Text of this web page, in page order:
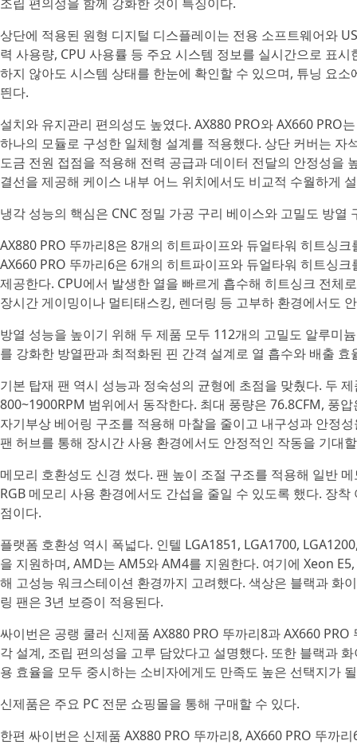
상단에 적용된 원형 디지털 디스플레이는 전용 소프트웨어와
력 사용량, CPU 사용률 등 주요 시스템 정보를 실시간으로 표
하지 않아도 시스템 상태를 한눈에 확인할 수 있으며, 튜닝 요
띈다.
설치와 유지관리 편의성도 높였다. AX880 PRO와 AX660 PRO
하나의 모듈로 구성한 일체형 설계를 적용했다. 상단 커버는
도금 전원 접점을 적용해 전력 공급과 데이터 전달의 안정성을
결선을 제공해 케이스 내부 어느 위치에서도 비교적 수월하게
냉각 성능의 핵심은 CNC 정밀 가공 구리 베이스와 고밀도 방열
AX880 PRO 뚜까리8은 8개의 히트파이프와 듀얼타워 히트싱
AX660 PRO 뚜까리6은 6개의 히트파이프와 듀얼타워 히트싱
제공한다. CPU에서 발생한 열을 빠르게 흡수해 히트싱크 전체
장시간 게이밍이나 멀티태스킹, 렌더링 등 고부하 환경에서도
방열 성능을 높이기 위해 두 제품 모두 112개의 고밀도 알루미
를 강화한 방열판과 최적화된 핀 간격 설계로 열 흡수와 배출 효
기본 탑재 팬 역시 성능과 정숙성의 균형에 초점을 맞췄다. 두
800~1900RPM 범위에서 동작한다. 최대 풍량은 76.8CFM, 풍
자기부상 베어링 구조를 적용해 마찰을 줄이고 내구성과 안정
팬 허브를 통해 장시간 사용 환경에서도 안정적인 작동을 기대
메모리 호환성도 신경 썼다. 팬 높이 조절 구조를 적용해 일반
RGB 메모리 사용 환경에서도 간섭을 줄일 수 있도록 했다. 장
점이다.
플랫폼 호환성 역시 폭넓다. 인텔 LGA1851, LGA1700,
을 지원하며, AMD는 AM5와 AM4를 지원한다. 여기에 Xeon
해 고성능 워크스테이션 환경까지 고려했다. 색상은 블랙과 화
링 팬은 3년 보증이 적용된다.
싸이번은 공랭 쿨러 신제품 AX880 PRO 뚜까리8과 AX660
각 설계, 조립 편의성을 고루 담았다고 설명했다. 또한 블랙과
용 효율을 모두 중시하는 소비자에게도 만족도 높은 선택지가
신제품은 주요 PC 전문 쇼핑몰을 통해 구매할 수 있다.
한편 싸이번은 신제품 AX880 PRO 뚜까리8, AX660 PRO 뚜까